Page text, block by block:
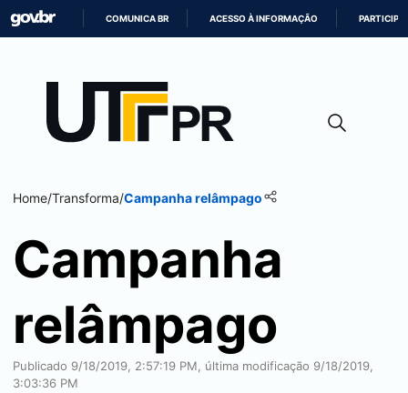
CONTEÚDO
COMUNICA BR ACESSO À INFORMAÇÃO PARTICIPE
Home/Transforma/Campanha relâmpago
Campanha
relâmpago
Publicado 9/18/2019, 2:57:19 PM, última modificação 9/18/2019,
3:03:36 PM